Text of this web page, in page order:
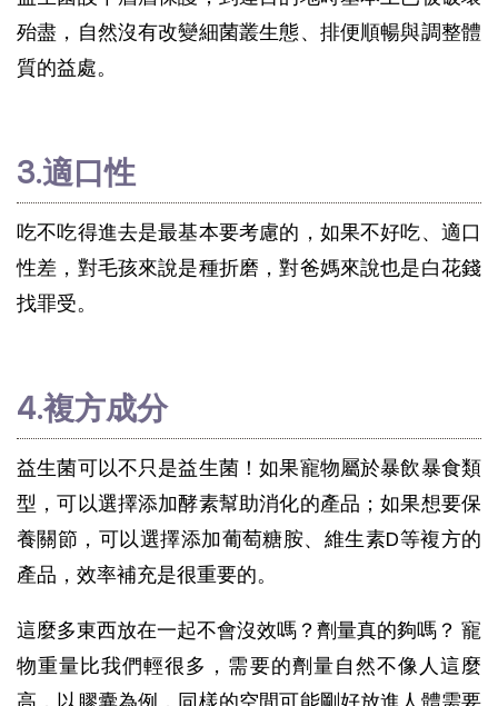
殆盡，自然沒有改變細菌叢生態、排便順暢與調整體
質的益處。
3.適口性
吃不吃得進去是最基本要考慮的，如果不好吃、適口
性差，對毛孩來說是種折磨，對爸媽來說也是白花錢
找罪受。
4.複方成分
益生菌可以不只是益生菌！如果寵物屬於暴飲暴食類
型，可以選擇添加酵素幫助消化的產品；如果想要保
養關節，可以選擇添加葡萄糖胺、維生素D等複方的
產品，效率補充是很重要的。
這麼多東西放在一起不會沒效嗎？劑量真的夠嗎？ 寵
物重量比我們輕很多，需要的劑量自然不像人這麼